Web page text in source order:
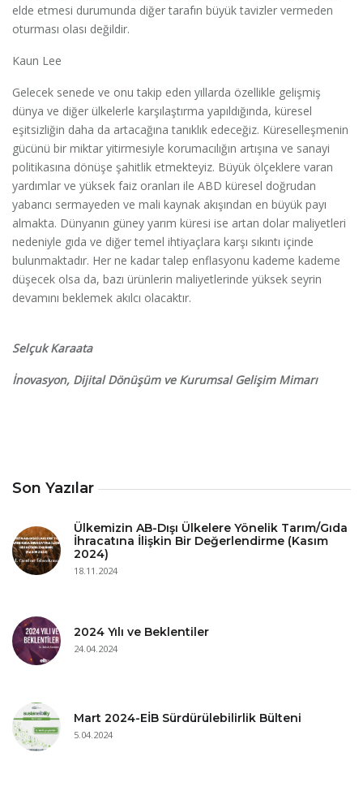
Son Yazılar
Ülkemizin AB-Dışı Ülkelere Yönelik Tarım/Gıda
İhracatına İlişkin Bir Değerlendirme (Kasım
2024)
18.11.2024
2024 Yılı ve Beklentiler
24.04.2024
Mart 2024-EİB Sürdürülebilirlik Bülteni
5.04.2024
elde etmesi durumunda diğer tarafın büyük tavizler vermeden
oturması olası değildir.
Kaun Lee
Gelecek senede ve onu takip eden yıllarda özellikle gelişmiş
dünya ve diğer ülkelerle karşılaştırma yapıldığında, küresel
eşitsizliğin daha da artacağına tanıklık edeceğiz. Küreselleşmenin
gücünü bir miktar yitirmesiyle korumacılığın artışına ve sanayi
politikasına dönüşe şahitlik etmekteyiz. Büyük ölçeklere varan
yardımlar ve yüksek faiz oranları ile ABD küresel doğrudan
yabancı sermayeden ve mali kaynak akışından en büyük payı
almakta. Dünyanın güney yarım küresi ise artan dolar maliyetleri
nedeniyle gıda ve diğer temel ihtiyaçlara karşı sıkıntı içinde
bulunmaktadır. Her ne kadar talep enflasyonu kademe kademe
düşecek olsa da, bazı ürünlerin maliyetlerinde yüksek seyrin
devamını beklemek akılcı olacaktır.
Selçuk Karaata
İnovasyon, Dijital Dönüşüm ve Kurumsal Gelişim Mimarı